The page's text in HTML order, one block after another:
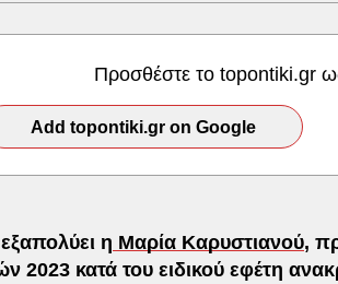
Προσθέστε το topontiki.gr
Add topontiki.gr on Google
η Μαρία Καρυστιανού,
2023 κατά του ειδικού εφέτη